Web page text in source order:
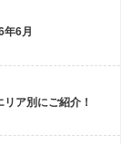
6月
ア別にご紹介！